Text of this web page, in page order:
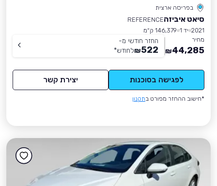
בפריסה ארצית
סיאט איביזהREFERENCE
2021 יד 1
146,379 ק״מ
מחיר
44,285
₪
החזר חודשי מ-
522
₪לחודש*
לפגישה בסוכנות יצירת קשר
*חישוב ההחזר מפורט בתקנון